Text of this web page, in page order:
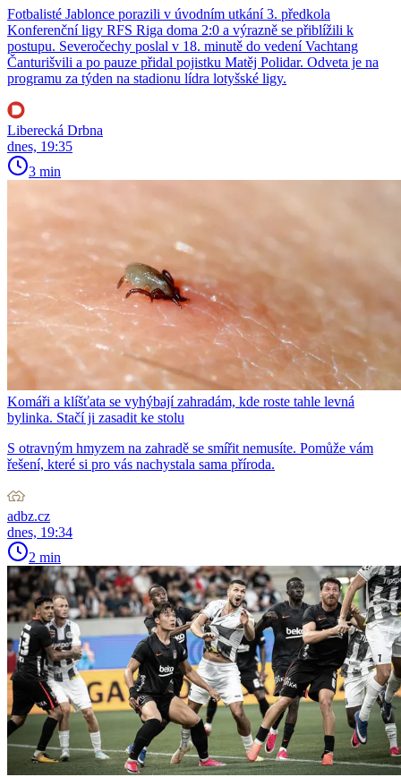
Fotbalisté Jablonce porazili v úvodním utkání 3. předkola
Konferenční ligy RFS Riga doma 2:0 a výrazně se přiblížili k
postupu. Severočechy poslal v 18. minutě do vedení Vachtang
Čanturišvili a po pauze přidal pojistku Matěj Polidar. Odveta je na
programu za týden na stadionu lídra lotyšské ligy.
Liberecká Drbna
dnes, 19:35
3 min
Komáři a klíšťata se vyhýbají zahradám, kde roste tahle levná
bylinka. Stačí ji zasadit ke stolu
S otravným hmyzem na zahradě se smířit nemusíte. Pomůže vám
řešení, které si pro vás nachystala sama příroda.
adbz.cz
dnes, 19:34
2 min